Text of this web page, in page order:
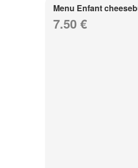
Menu Enfant
7.50 €